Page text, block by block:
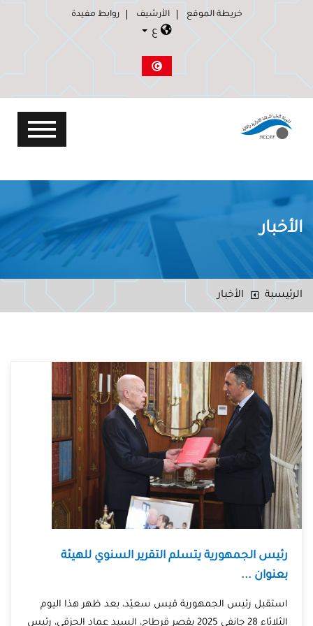
خريطة الموقع الأرشيف روابط مفيدة
ع
الأخبار
الرئيسبة الأخبار
رئيس الجمهورية يتسلم التقرير السنوي للهيئة
بعنوان ...
استقبل رئيس الجمهورية قيس سعيّد، بعد ظهر هذا اليوم
الثلاثاء 28 جانفي 2025 بقصر قرطاج، السيد عماد الحزقي، رئيس